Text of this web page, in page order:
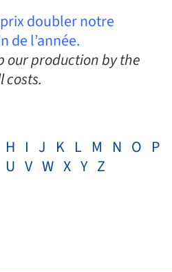
doubler notre
de l’année.
our production by the
costs.
H I J K L M N O P
U V W X Y Z